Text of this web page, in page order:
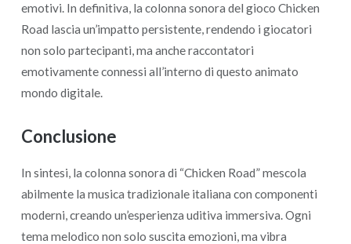
emotivi. In definitiva, la colonna sonora del gioco Chicken
Road lascia un’impatto persistente, rendendo i giocatori
non solo partecipanti, ma anche raccontatori
emotivamente connessi all’interno di questo animato
mondo digitale.
Conclusione
In sintesi, la colonna sonora di “Chicken Road” mescola
abilmente la musica tradizionale italiana con componenti
moderni, creando un’esperienza uditiva immersiva. Ogni
tema melodico non solo suscita emozioni, ma vibra